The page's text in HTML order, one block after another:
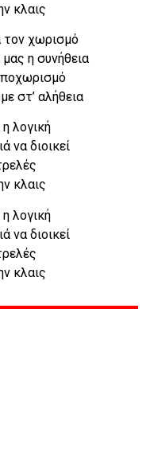
κλαις
τον χωρισμό
η συνήθεια
στ’ αλήθεια
λογική
να διοικεί
κλαις
λογική
να διοικεί
κλαις